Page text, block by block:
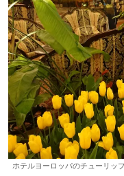
ホテルヨーロッパのチューリッ